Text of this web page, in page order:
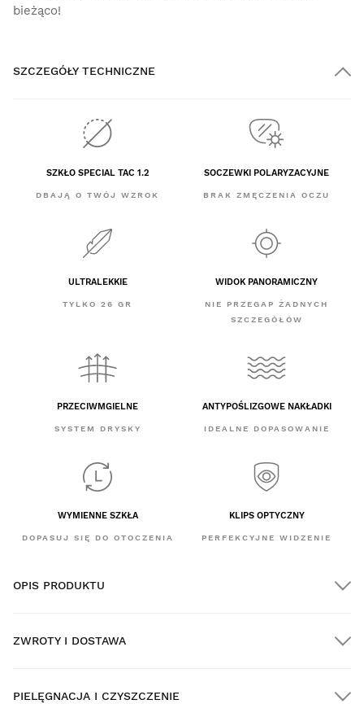
bieżąco!
SZCZEGÓŁY TECHNICZNE
SZKŁO SPECIAL TAC 1.2
DBAJĄ O TWÓJ WZROK
SOCZEWKI POLARYZACYJNE
BRAK ZMĘCZENIA OCZU
ULTRALEKKIE
TYLKO 26 GR
WIDOK PANORAMICZNY
NIE PRZEGAP ŻADNYCH
SZCZEGÓŁÓW
PRZECIWMGIELNE
SYSTEM DRYSKY
ANTYPOŚLIZGOWE NAKŁADKI
IDEALNE DOPASOWANIE
WYMIENNE SZKŁA
DOPASUJ SIĘ DO OTOCZENIA
KLIPS OPTYCZNY
PERFEKCYJNE WIDZENIE
OPIS PRODUKTU
ZWROTY I DOSTAWA
PIELĘGNACJA I CZYSZCZENIE